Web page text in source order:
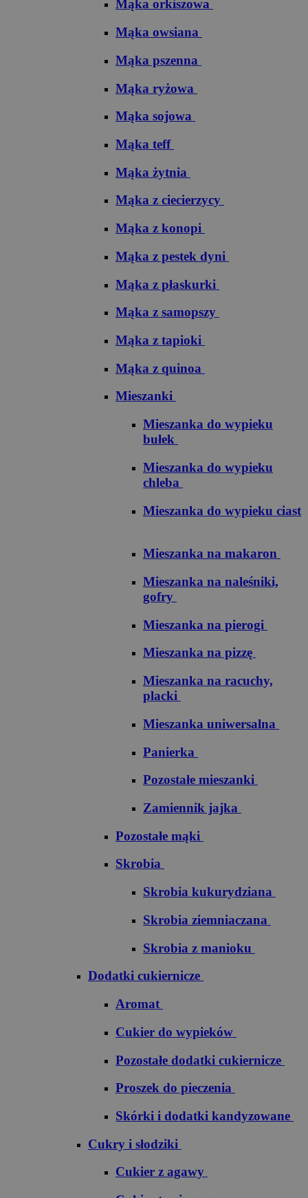
Mąka orkiszowa
Mąka owsiana
Mąka pszenna
Mąka ryżowa
Mąka sojowa
Mąka teff
Mąka żytnia
Mąka z ciecierzycy
Mąka z konopi
Mąka z pestek dyni
Mąka z płaskurki
Mąka z samopszy
Mąka z tapioki
Mąka z quinoa
Mieszanki
Mieszanka do wypieku
bułek
Mieszanka do wypieku
chleba
Mieszanka do wypieku ciast
Mieszanka na makaron
Mieszanka na naleśniki,
gofry
Mieszanka na pierogi
Mieszanka na pizzę
Mieszanka na racuchy,
placki
Mieszanka uniwersalna
Panierka
Pozostałe mieszanki
Zamiennik jajka
Pozostałe mąki
Skrobia
Skrobia kukurydziana
Skrobia ziemniaczana
Skrobia z manioku
Dodatki cukiernicze
Aromat
Cukier do wypieków
Pozostałe dodatki cukiernicze
Proszek do pieczenia
Skórki i dodatki kandyzowane
Cukry i słodziki
Cukier z agawy